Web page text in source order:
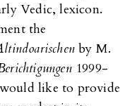
Vedic, lexicon.
the
by M.
1999-
like to provide